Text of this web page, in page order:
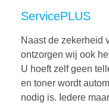
ServicePLUS
Naast de zekerheid
ontzorgen wij ook
U hoeft zelf geen
en toner wordt
nodig is. Iedere